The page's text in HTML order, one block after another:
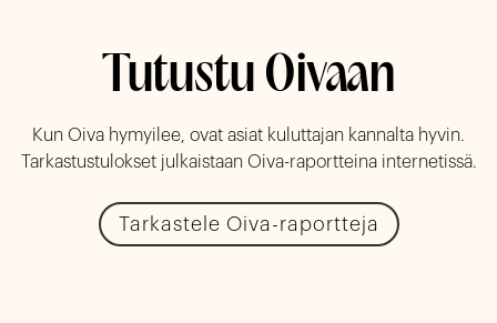
Tutustu Oivaan
Kun Oiva hymyilee, ovat asiat kuluttajan kannalta hyvin.
Tarkastustulokset julkaistaan Oiva-raportteina internetissä.
Tarkastele Oiva-raportteja